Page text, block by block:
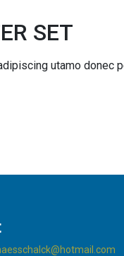
SET
utamo donec